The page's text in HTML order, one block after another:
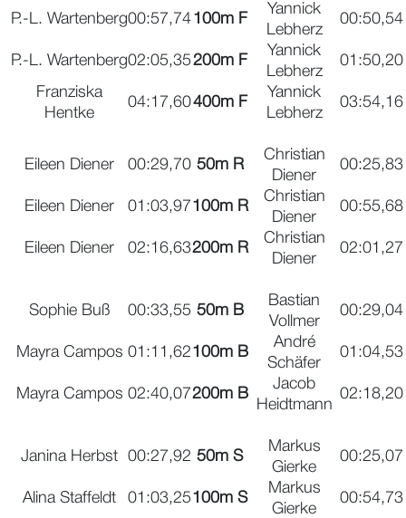
P.-L. Wartenberg00:57,74100m F
Yannick
Lebherz
00:50,54
P.-L. Wartenberg02:05,35200m F
Yannick
Lebherz
01:50,20
Franziska
Hentke
04:17,60400m F
Yannick
Lebherz
03:54,16
Eileen Diener 00:29,70 50m R
Christian
Diener
00:25,83
Eileen Diener 01:03,97100m R
Christian
Diener
00:55,68
Eileen Diener 02:16,63200m R
Christian
Diener
02:01,27
Sophie Buß 00:33,55 50m B
Bastian
Vollmer
00:29,04
Mayra Campos 01:11,62100m B
André
Schäfer
01:04,53
Mayra Campos 02:40,07200m B
Jacob
Heidtmann
02:18,20
Janina Herbst 00:27,92 50m S
Markus
Gierke
00:25,07
Alina Staffeldt 01:03,25100m S
Markus
Gierke
00:54,73